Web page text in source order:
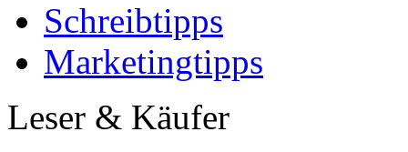
Schreibtipps
Marketingtipps
Leser & Käufer